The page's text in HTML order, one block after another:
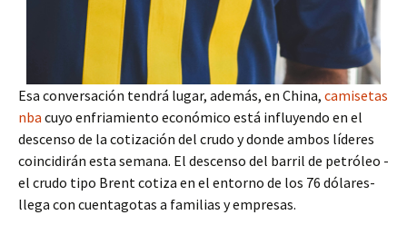
Esa conversación tendrá lugar, además, en China, camisetas
nba cuyo enfriamiento económico está influyendo en el
descenso de la cotización del crudo y donde ambos líderes
coincidirán esta semana. El descenso del barril de petróleo -
el crudo tipo Brent cotiza en el entorno de los 76 dólares-
llega con cuentagotas a familias y empresas.